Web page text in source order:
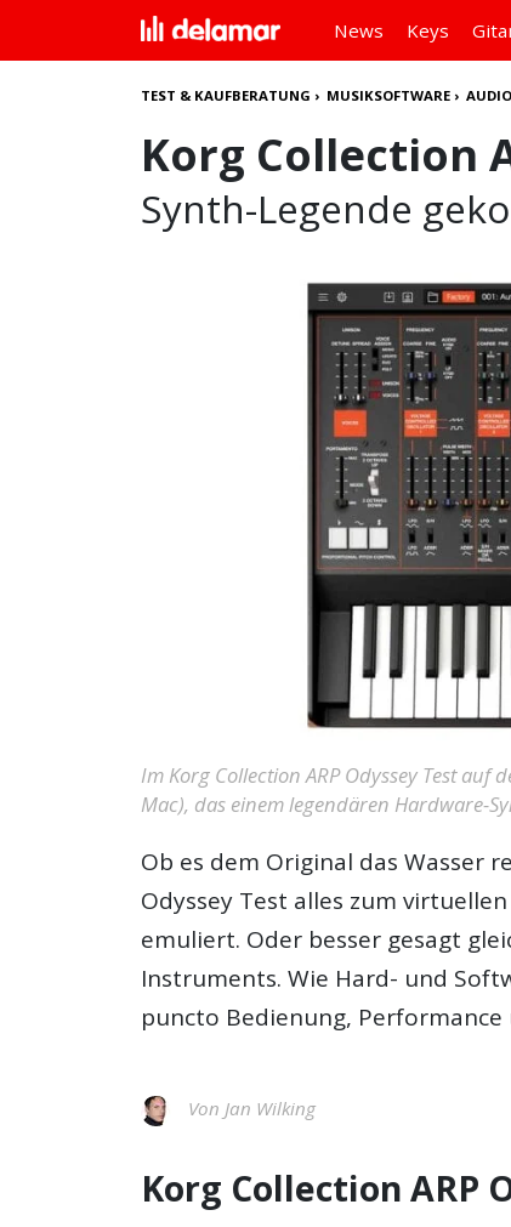
News Keys
TEST & KAUFBERATUNG › MUSIKSOFTWARE ›
Korg Collection
Synth-Legende
Im Korg Collection ARP Odyssey Test
Mac), das einem legendären Hardware-
Ob es dem Original das Wasser
Odyssey Test alles zum virtuellen
emuliert. Oder besser gesagt
Instruments. Wie Hard- und
puncto Bedienung,
Von Jan Wilking
Korg Collection ARP